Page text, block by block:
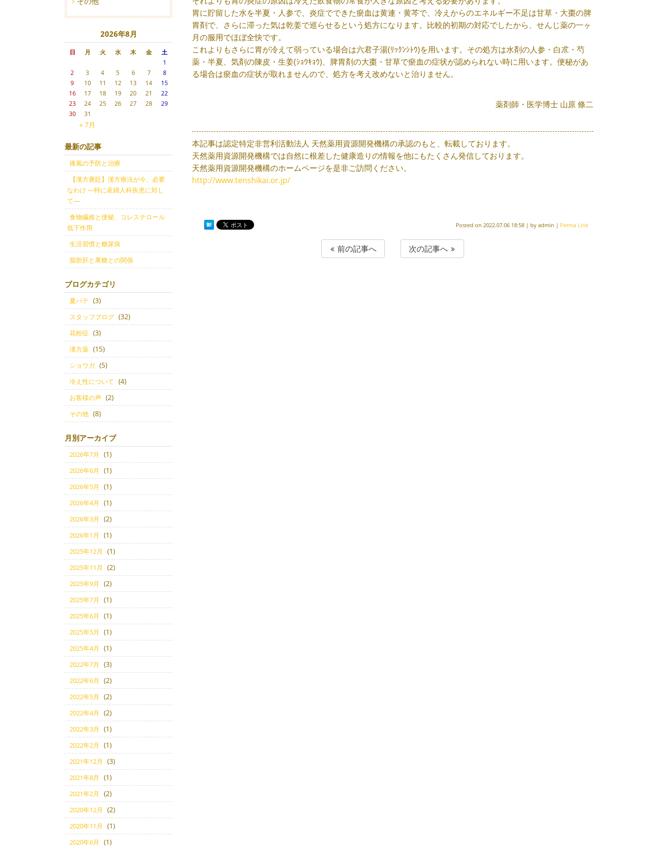
胃に貯留した水を半夏・人参で、炎症でできた瘀血は黄連・黄芩で、冷えからのエネルギー不足は甘草・大棗の脾
胃剤で、さらに滞った気は乾姜で巡らせるという処方になります。比較的初期の対応でしたから、せんじ薬の一ヶ
月の服用でほぼ全快です。
これよりもさらに胃が冷えて弱っている場合は六君子湯(ﾘｯｸﾝｼﾄｳ)を用います。その処方は水剤の人参・白朮・芍
薬・半夏、気剤の陳皮・生姜(ｼｮｳｷｮｳ)、脾胃剤の大棗・甘草で瘀血の症状が認められない時に用います。便秘があ
る場合は瘀血の症状が取れませんので、処方を考え改めないと治りません。
薬剤師・医学博士 山原 條二
本記事は認定特定非営利活動法人 天然薬用資源開発機構の承認のもと、転載しております。
天然薬用資源開発機構では自然に根差した健康造りの情報を他にもたくさん発信しております。
天然薬用資源開発機構のホームページを是非ご訪問ください。
http://www.tenshikai.or.jp/
Posted on 2022.07.06 18:58 | by admin | Perma Link
前の記事へ 次の記事へ
2026年8月
日 月 火 水 木 金 土
« 7月
1
2
3 4 5 6 7
8
9
10 11 12 13 14
15
16
17 18 19 20 21
22
23
24 25 26 27 28
29
30
31
最新の記事
痛風の予防と治療
【漢方褒貶】漢方療法が今、必要
なわけ ―特に産婦人科疾患に対し
て―
食物繊維と便秘、コレステロール
低下作用
生活習慣と糖尿病
脂肪肝と果糖との関係
ブログカテゴリ
夏バテ (3)
スタッフブログ (32)
花粉症 (3)
漢方薬 (15)
ショウガ (5)
冷え性について (4)
お客様の声 (2)
その他 (8)
月別アーカイブ
2026年7月 (1)
2026年6月 (1)
2026年5月 (1)
2026年4月 (1)
2026年3月 (2)
2026年1月 (1)
2025年12月 (1)
2025年11月 (2)
2025年9月 (2)
2025年7月 (1)
2025年6月 (1)
2025年5月 (1)
2025年4月 (1)
2022年7月 (3)
2022年6月 (2)
2022年5月 (2)
2022年4月 (2)
2022年3月 (1)
2022年2月 (1)
2021年12月 (3)
2021年8月 (1)
2021年2月 (2)
2020年12月 (2)
2020年11月 (1)
2020年6月 (1)